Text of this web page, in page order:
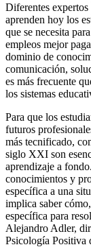
Diferentes
aprenden hoy los
que se necesita
empleos mejor
dominio de
comunicación,
es más frecuente
los sistemas
Para que los
futuros
más tecnificado,
siglo XXI son
aprendizaje a
conocimientos y
específica a una
implica saber
específica para
Alejandro Adler,
Psicología Positiva